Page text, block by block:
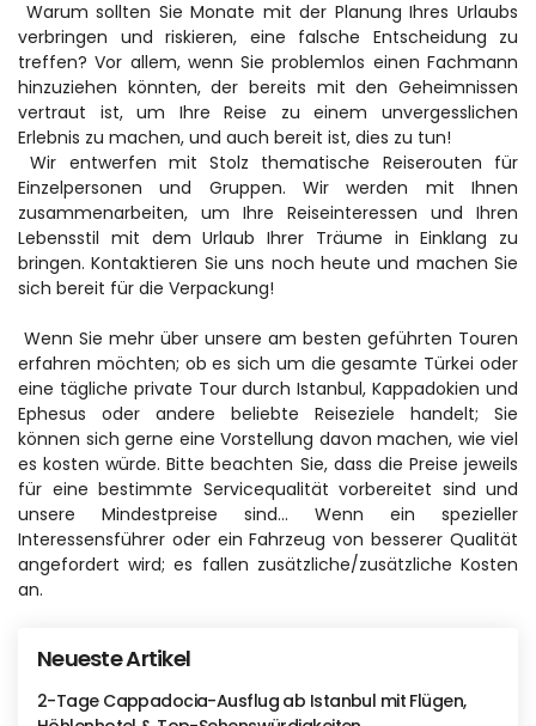
verbringen und riskieren, eine falsche Entscheidung zu
treffen? Vor allem, wenn Sie problemlos einen Fachmann
hinzuziehen könnten, der bereits mit den Geheimnissen
vertraut ist, um Ihre Reise zu einem unvergesslichen
Erlebnis zu machen, und auch bereit ist, dies zu tun!
Wir entwerfen mit Stolz thematische Reiserouten für
Einzelpersonen und Gruppen. Wir werden mit Ihnen
zusammenarbeiten, um Ihre Reiseinteressen und Ihren
Lebensstil mit dem Urlaub Ihrer Träume in Einklang zu
bringen. Kontaktieren Sie uns noch heute und machen Sie
sich bereit für die Verpackung!
erfahren möchten; ob es sich um die gesamte Türkei oder
eine tägliche private Tour durch Istanbul, Kappadokien und
Ephesus oder andere beliebte Reiseziele handelt; Sie
können sich gerne eine Vorstellung davon machen, wie viel
es kosten würde. Bitte beachten Sie, dass die Preise jeweils
für eine bestimmte Servicequalität vorbereitet sind und
unsere Mindestpreise sind... Wenn ein spezieller
Interessensführer oder ein Fahrzeug von besserer Qualität
angefordert wird; es fallen zusätzliche/zusätzliche Kosten
an.
Neueste Artikel
2-Tage Cappadocia-Ausflug ab Istanbul mit Flügen,